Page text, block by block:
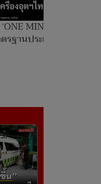
MIND’
ฐานประเทศ